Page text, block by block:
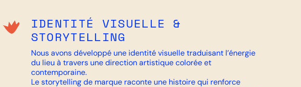
IDENTITÉ VISUELLE &
STORYTELLING
Nous avons développé une identité visuelle traduisant l’énergie
du lieu à travers une direction artistique colorée et
contemporaine.
Le storytelling de marque raconte une histoire qui renforce